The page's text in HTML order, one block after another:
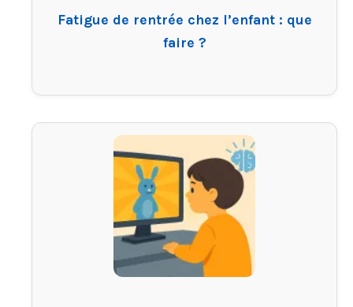
Fatigue de rentrée chez l’enfant : que
faire ?